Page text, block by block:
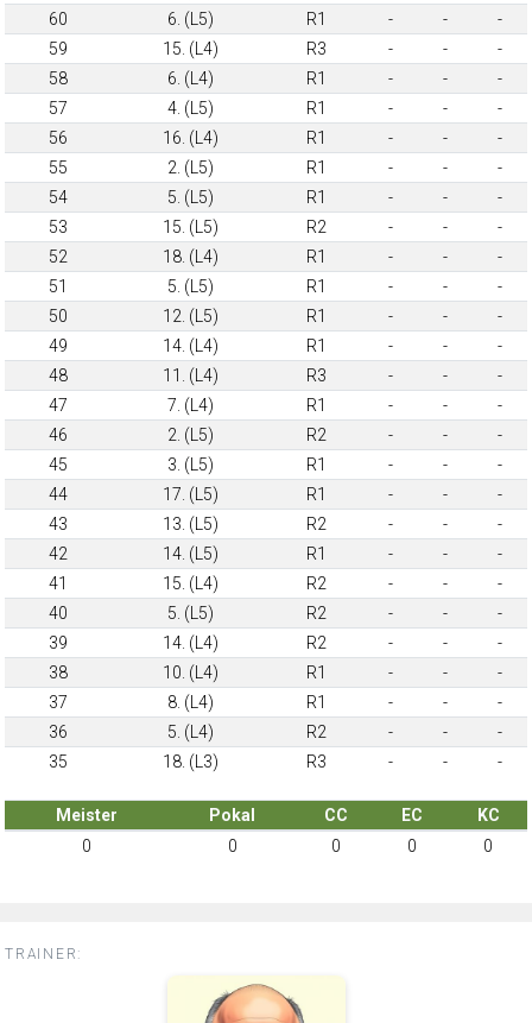
60
6. (L5) R1 - -
-
59
15. (L4) R3 - -
-
58
6. (L4) R1 - -
-
57
4. (L5) R1 - -
-
56
16. (L4) R1 - -
-
55
2. (L5) R1 - -
-
54
5. (L5) R1 - -
-
53
15. (L5) R2 - -
-
52
18. (L4) R1 - -
-
51
5. (L5) R1 - -
-
50
12. (L5) R1 - -
-
49
14. (L4) R1 - -
-
48
11. (L4) R3 - -
-
47
7. (L4) R1 - -
-
46
2. (L5) R2 - -
-
45
3. (L5) R1 - -
-
44
17. (L5) R1 - -
-
43
13. (L5) R2 - -
-
42
14. (L5) R1 - -
-
41
15. (L4) R2 - -
-
40
5. (L5) R2 - -
-
39
14. (L4) R2 - -
-
38
10. (L4) R1 - -
-
37
8. (L4) R1 - -
-
36
5. (L4) R2 - -
-
35
18. (L3) R3 - - -
Meister Pokal CC EC
KC
0
0 0 0 0
TRAINER: